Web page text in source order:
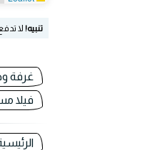
تنبيه! لا
غرفة
فيلا